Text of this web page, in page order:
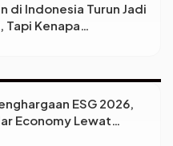
di Indonesia Turun Jadi
Tapi Kenapa
dan Kota Malah Makin
ESG 2026,
Economy Lewat
Berkelanjutan